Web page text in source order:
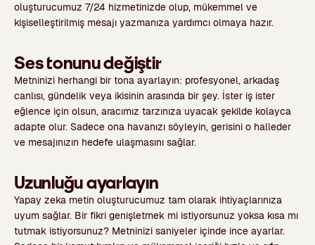
oluşturucumuz 7/24 hizmetinizde olup, mükemmel ve
kişiselleştirilmiş mesajı yazmanıza yardımcı olmaya hazır.
Ses tonunu değiştir
Metninizi herhangi bir tona ayarlayın: profesyonel, arkadaş
canlısı, gündelik veya ikisinin arasında bir şey. İster iş ister
eğlence için olsun, aracımız tarzınıza uyacak şekilde kolayca
adapte olur. Sadece ona havanızı söyleyin, gerisini o halleder
ve mesajınızın hedefe ulaşmasını sağlar.
Uzunluğu ayarlayın
Yapay zeka metin oluşturucumuz tam olarak ihtiyaçlarınıza
uyum sağlar. Bir fikri genişletmek mi istiyorsunuz yoksa kısa mı
tutmak istiyorsunuz? Metninizi saniyeler içinde ince ayarlar.